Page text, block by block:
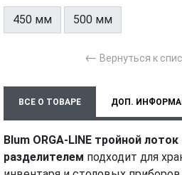
450 мм 500 мм
← Вернуться к
ВСЕ О ТОВАРЕ ДОП.
Blum ORGA-LINE тройной лоток
разделителем подходит для